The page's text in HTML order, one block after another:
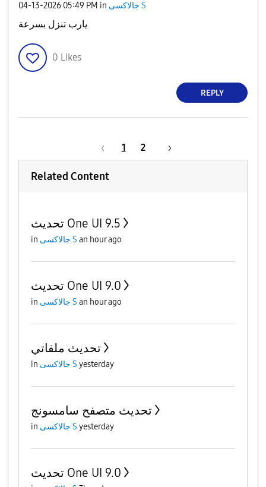
‎04-13-2026 05:49 PM in جالاكسى S
يارب تنزل بسرعة
0 Likes
REPLY
1 2
Related Content
تحديث One UI 9.5
in جالاكسى S an hour ago
تحديث One UI 9.0
in جالاكسى S an hour ago
تحديث ملفاتي
in جالاكسى S yesterday
تحديث متصفح سامسونج
in جالاكسى S yesterday
تحديث One UI 9.0